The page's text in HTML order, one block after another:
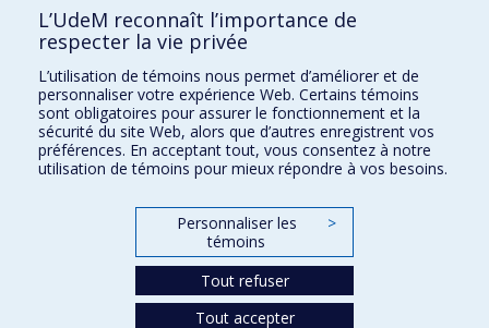
Écoles
Orthophonie et audiologie
Réadaptation
Directions
L’UdeM reconnaît l’importance de
respecter la vie privée
L’utilisation de témoins nous permet d’améliorer et de
personnaliser votre expérience Web. Certains témoins
sont obligatoires pour assurer le fonctionnement et la
sécurité du site Web, alors que d’autres enregistrent vos
préférences. En acceptant tout, vous consentez à notre
utilisation de témoins pour mieux répondre à vos besoins.
Personnaliser les
témoins
>
Tout refuser
Tout accepter